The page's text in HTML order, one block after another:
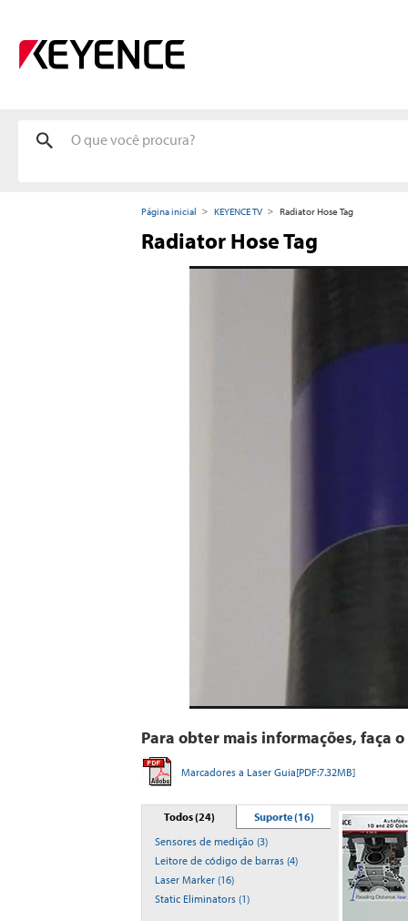
Página inicial KEYENCE TV Radiator Hose Tag
Radiator Hose Tag
Para obter mais informações, faça
Marcadores a Laser Guia[PDF:7.32MB]
Todos (24)
Suporte (16)
Sensores de medição (3)
Leitore de código de barras (4)
Laser Marker (16)
Static Eliminators (1)